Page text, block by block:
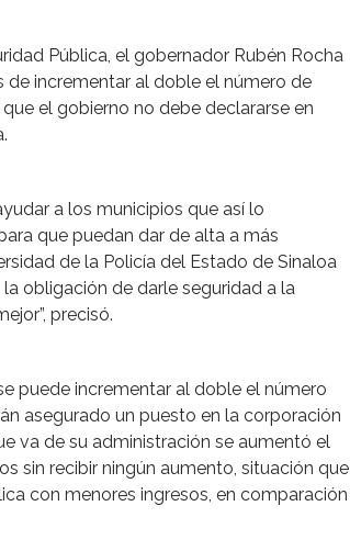
Pública, el gobernador Rubén Rocha
incrementar al doble el número de
el gobierno no debe declararse en
a los municipios que así lo
que puedan dar de alta a más
de la Policía del Estado de Sinaloa
obligación de darle seguridad a la
precisó.
puede incrementar al doble el número
asegurado un puesto en la corporación
va de su administración se aumentó el
sin recibir ningún aumento, situación que
con menores ingresos, en comparación